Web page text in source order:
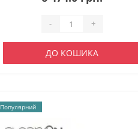
- +
ДО КОШИКА
Популярний